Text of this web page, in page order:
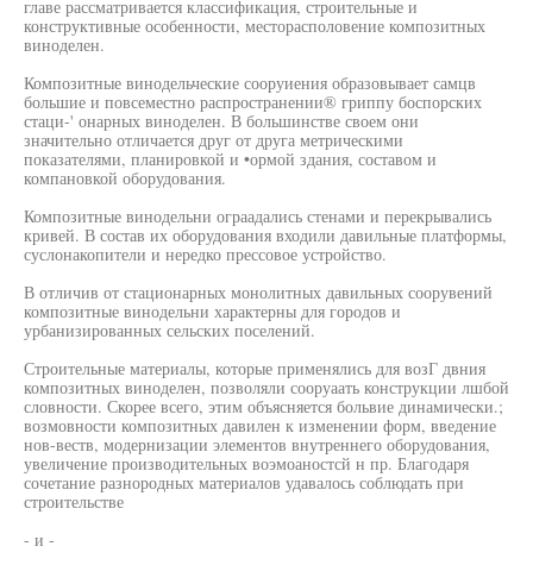
главе рассматривается классификация, строительные и
конструктивные особенности, месторасполовение композитных
виноделен.
Композитные винодельческие сооруиения образовывает самцв
большие и повсеместно распространении® гриппу боспорских
стаци-' онарных виноделен. В большинстве своем они
значительно отличается друг от друга метрическими
показателями, планировкой и •ормой здания, составом и
компановкой оборудования.
Композитные винодельни ограадались стенами и перекрывались
кривей. В состав их оборудования входили давильные платформы,
суслонакопители и нередко прессовое устройство.
В отличив от стационарных монолитных давильных соорувений
композитные винодельни характерны для городов и
урбанизированных сельских поселений.
Строительные материалы, которые применялись для возГ двния
композитных виноделен, позволяли сооруаать конструкции лшбой
словности. Скорее всего, этим объясняется больвие динамически.;
возмовности композитных давилен к изменении форм, введение
нов-веств, модернизации элементов внутреннего оборудования,
увеличение производительных воэмоаностсй н пр. Благодаря
сочетание разнородных материалов удавалось соблюдать при
строительстве
- и -